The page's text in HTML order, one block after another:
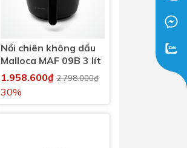
Nồi chiên không dầu
Malloca MAF 09B 3 lít
1.958.600₫2.798.000₫
30%